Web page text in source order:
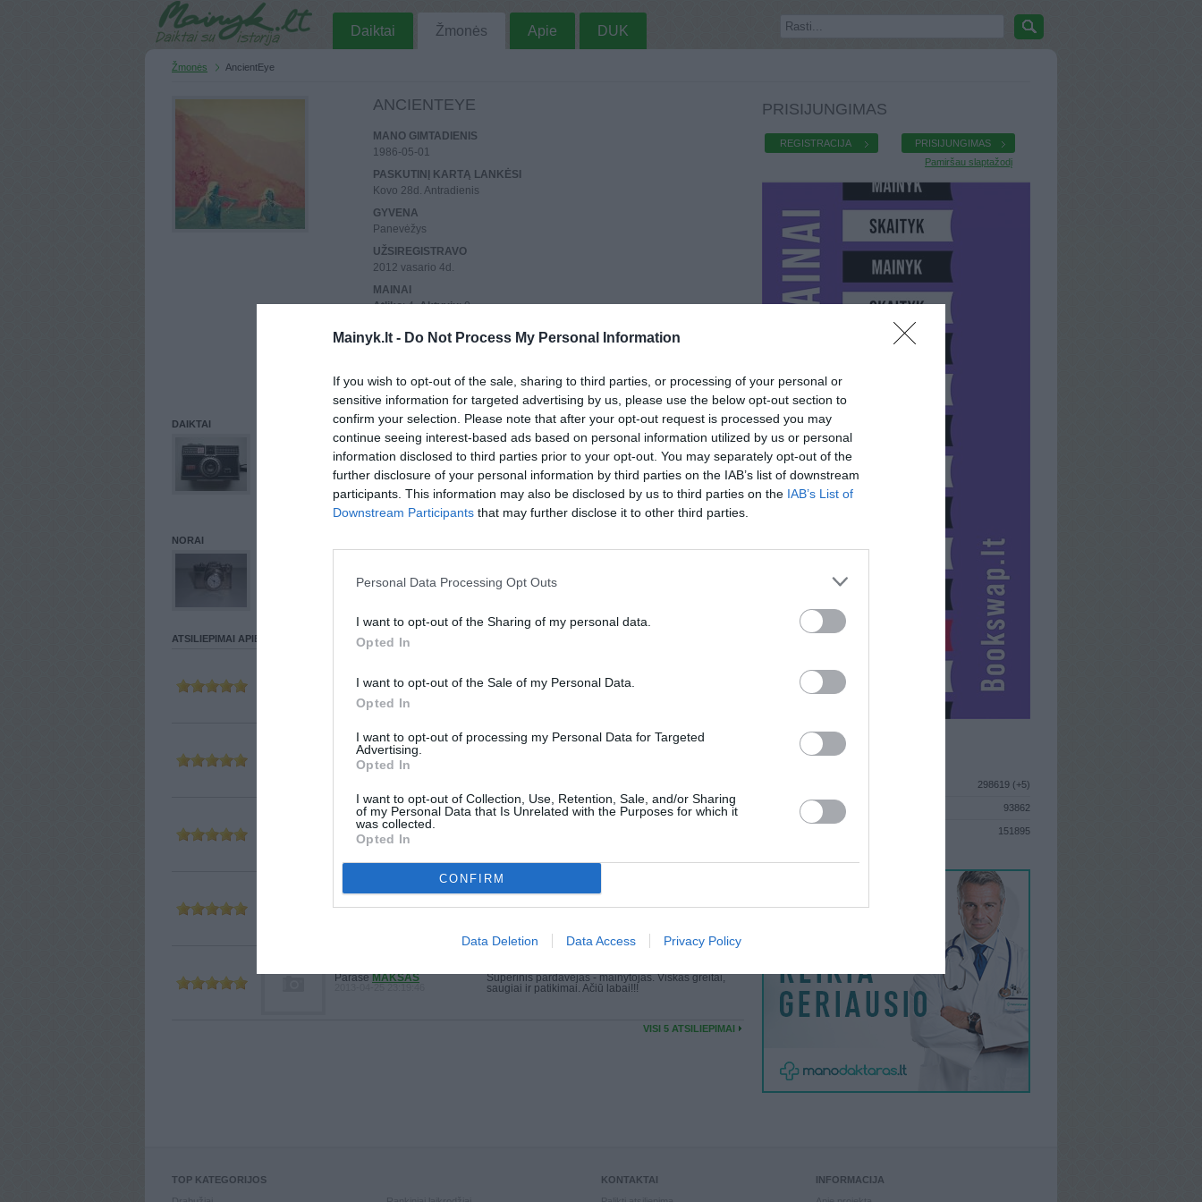
Mainyk.lt - Do Not Process My Personal Information
If you wish to opt-out of the sale, sharing to third parties, or processing of your personal or
sensitive information for targeted advertising by us, please use the below opt-out section to
confirm your selection. Please note that after your opt-out request is processed you may
continue seeing interest-based ads based on personal information utilized by us or personal
information disclosed to third parties prior to your opt-out. You may separately opt-out of the
further disclosure of your personal information by third parties on the IAB’s list of downstream
participants. This information may also be disclosed by us to third parties on the IAB’s List of
Downstream Participants that may further disclose it to other third parties.
Personal Data Processing Opt Outs
I want to opt-out of the Sharing of my personal data.
Opted In
I want to opt-out of the Sale of my Personal Data.
Opted In
I want to opt-out of processing my Personal Data for Targeted
Advertising.
Opted In
I want to opt-out of Collection, Use, Retention, Sale, and/or Sharing
of my Personal Data that Is Unrelated with the Purposes for which it
was collected.
Opted In
CONFIRM
Data Deletion Data Access Privacy Policy
Daiktai Žmonės Apie DUK
Žmonės AncientEye
ANCIENTEYE
MANO GIMTADIENIS
1986-05-01
PASKUTINĮ KARTĄ LANKĖSI
Kovo 28d. Antradienis
GYVENA
Panevėžys
UŽSIREGISTRAVO
2012 vasario 4d.
MAINAI
Atliko: 4,Aktyvių: 0
86.100.213.164
86.100.207.92
DAIKTAI
VISI 9 DAIKTAI
NORAI
ATSILIEPIMAI APIE VARTOTOJĄ
ParašėZINA
2013-06-05 20:38:24
Viskas greitai ir kokybiskai , geras mainytojas.
Rekomenduoju.
ParašėRUONIS004
2013-05-14 14:45:20
ParašėRAMUMAZAS
2013-05-08 21:27:46
ParašėMAKSAS
Superinis pardavėjas - mainytojas. Viskas greitai,
saugiai ir patikimai. Ačiū labai!!!
VISI 5 ATSILIEPIMAI
PRISIJUNGIMAS
REGISTRACIJA
PRISIJUNGIMAS
Pamiršau slaptažodį
STATISTIKA
298619 (+5)
93862
151895
reklama
TOP KATEGORIJOS
KONTAKTAI
INFORMACIJA